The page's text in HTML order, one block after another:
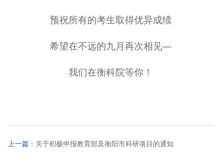
预祝所有的考生取得优异成绩
希望在不远的九月再次相见~~
我们在衡科院等你！
上一篇： 关于积极申报教育部及衡阳市科研项目的通知